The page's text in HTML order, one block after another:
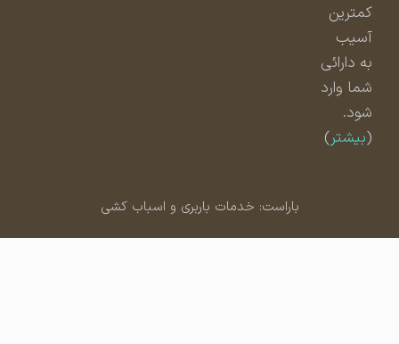
کمترین
آسیب
به دارائی
شما وارد
شود.
بیشتر)
باراست: خدمات باربری و اسباب کشی